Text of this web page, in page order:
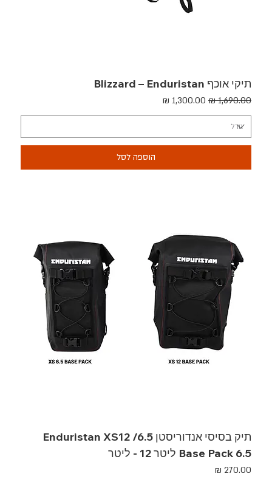
תיקי אוכף Blizzard – Enduristan
מחיר רגיל מחיר מבצע
הוספה לסל
תיק בסיסי אנדוריסטן Enduristan XS12 /6.5
Base Pack 6.5 ליטר 12 - ליטר
מחיר